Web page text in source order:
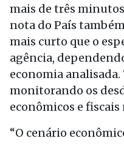
mais de três
nota do País
mais curto que o
agência,
economia
monitorando os
econômicos e fiscais
“O cenário